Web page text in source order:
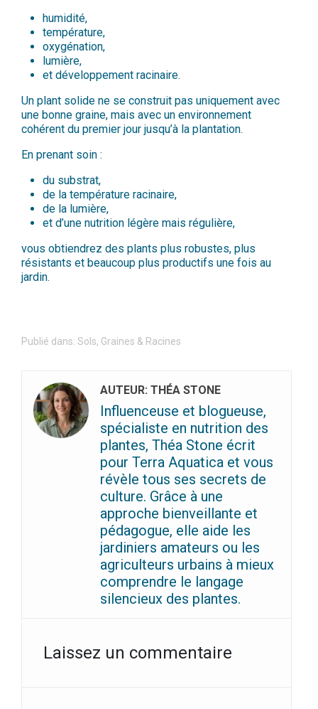
humidité,
température,
oxygénation,
lumière,
et développement racinaire.
Un plant solide ne se construit pas uniquement avec
une bonne graine, mais avec un environnement
cohérent du premier jour jusqu’à la plantation.
En prenant soin :
du substrat,
de la température racinaire,
de la lumière,
et d’une nutrition légère mais régulière,
vous obtiendrez des plants plus robustes, plus
résistants et beaucoup plus productifs une fois au
jardin.
Publié dans: Sols, Graines & Racines
AUTEUR: THÉA STONE
Influenceuse et blogueuse,
spécialiste en nutrition des
plantes, Théa Stone écrit
pour Terra Aquatica et vous
révèle tous ses secrets de
culture. Grâce à une
approche bienveillante et
pédagogue, elle aide les
jardiniers amateurs ou les
agriculteurs urbains à mieux
comprendre le langage
silencieux des plantes.
Laissez un commentaire